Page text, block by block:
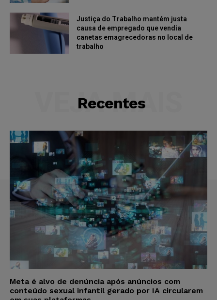
Justiça do Trabalho mantém justa
causa de empregado que vendia
canetas emagrecedoras no local de
trabalho
Recentes
VEJA MAIS
Meta é alvo de denúncia após anúncios com
conteúdo sexual infantil gerado por IA circularem